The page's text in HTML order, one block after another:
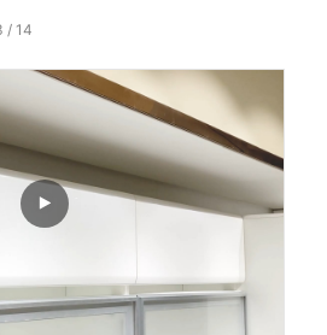
het aan uw diverse
om uw thuisleven slimmer
14